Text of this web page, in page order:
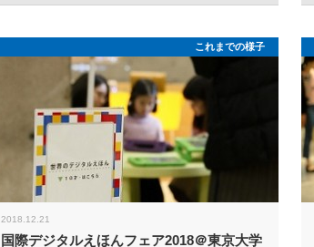
これまでの様子
2018.12.21
国際デジタルえほんフェア2018＠東京大学